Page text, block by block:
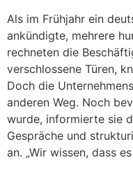
Als im Frühjahr ein
ankündigte, mehrere
rechneten die
verschlossene Türen,
Doch die
anderen Weg. Noch
wurde, informierte sie
Gespräche und
an. „Wir wissen, dass